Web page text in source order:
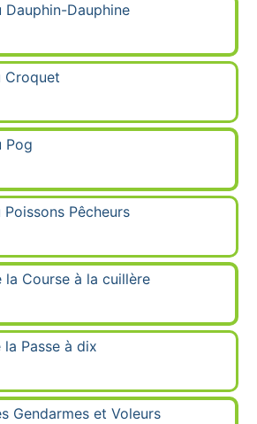
Dauphin-Dauphine
Croquet
Pog
Poissons Pêcheurs
la Course à la cuillère
la Passe à dix
Gendarmes et Voleurs